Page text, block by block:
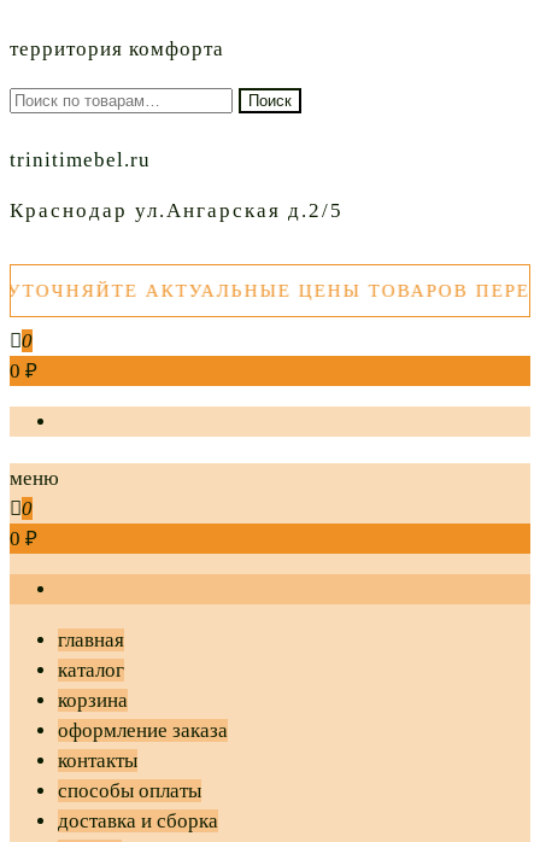
территория комфорта
Искать: Поиск
trinitimebel.ru
Краснодар ул.Ангарская д.2/5
АКТУАЛЬНЫЕ ЦЕНЫ ТОВАРОВ ПЕРЕД
0
0 ₽
меню
0
0 ₽
главная
каталог
корзина
оформление заказа
контакты
способы оплаты
доставка и сборка